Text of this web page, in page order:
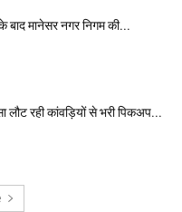
बाद मानेसर नगर निगम की...
लौट रही कांवड़ियों से भरी पिकअप...